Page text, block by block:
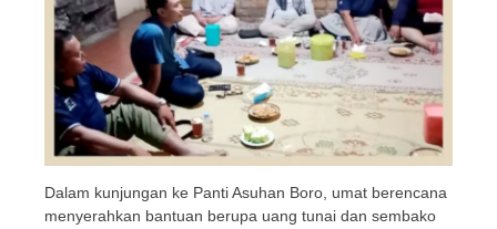
Dalam kunjungan ke Panti Asuhan Boro, umat berencana
menyerahkan bantuan berupa uang tunai dan sembako